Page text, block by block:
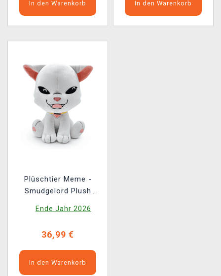
In den Warenkorb In den Warenkorb
Plüschtier Meme -
Smudgelord Plush
Ende Jahr 2026
36,99 €
In den Warenkorb